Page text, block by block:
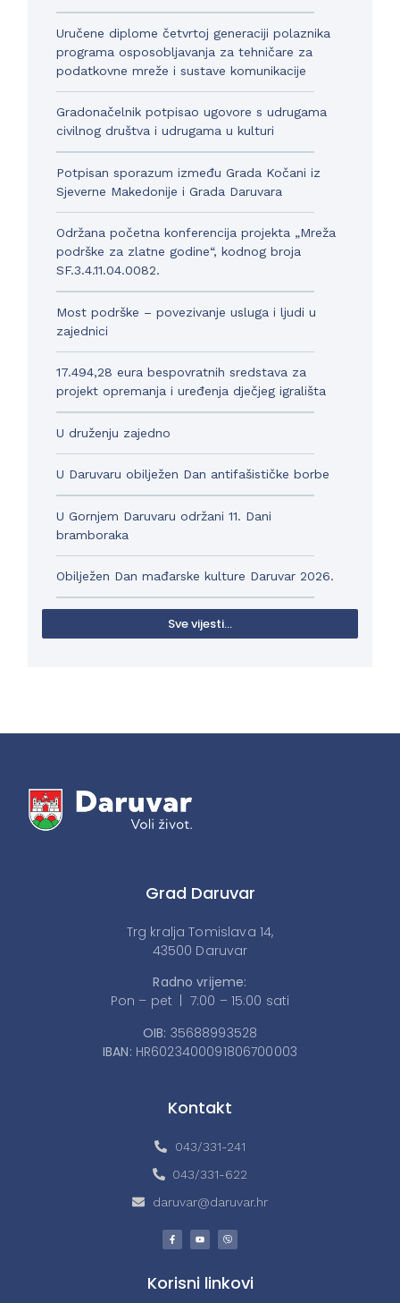
Uručene diplome četvrtoj generaciji polaznika
programa osposobljavanja za tehničare za
podatkovne mreže i sustave komunikacije
Gradonačelnik potpisao ugovore s udrugama
civilnog društva i udrugama u kulturi
Potpisan sporazum između Grada Kočani iz
Sjeverne Makedonije i Grada Daruvara
Održana početna konferencija projekta „Mreža
podrške za zlatne godine“, kodnog broja
SF.3.4.11.04.0082.
Most podrške – povezivanje usluga i ljudi u
zajednici
17.494,28 eura bespovratnih sredstava za
projekt opremanja i uređenja dječjeg igrališta
U druženju zajedno
U Daruvaru obilježen Dan antifašističke borbe
U Gornjem Daruvaru održani 11. Dani
bramboraka
Obilježen Dan mađarske kulture Daruvar 2026.
Sve vijesti...
Grad Daruvar
Trg kralja Tomislava 14,
43500 Daruvar
Radno vrijeme:
Pon – pet | 7:00 – 15:00 sati
OIB: 35688993528
IBAN: HR6023400091806700003
Kontakt
043/331-241
043/331-622
daruvar@daruvar.hr
Korisni linkovi